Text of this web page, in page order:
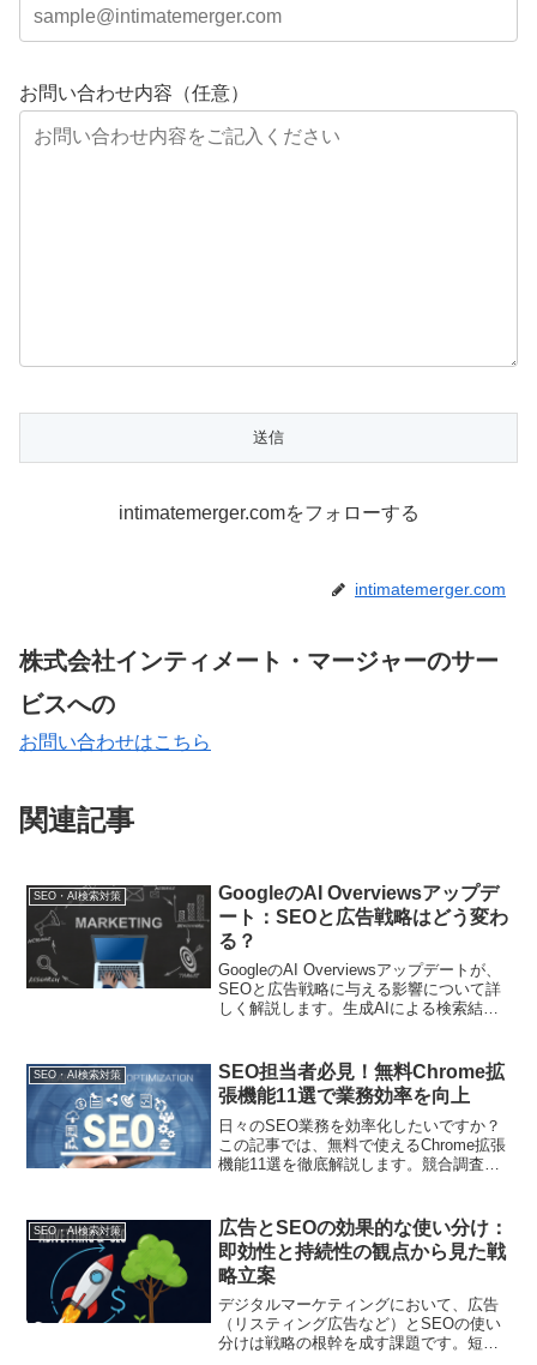
お問い合わせ内容（任意）
intimatemerger.comをフォローする
intimatemerger.com
株式会社インティメート・マージャーのサー
ビスへの
お問い合わせはこちら
関連記事
SEO・AI検索対策
GoogleのAI Overviewsアップデ
ート：SEOと広告戦略はどう変わ
る？
GoogleのAI Overviewsアップデートが、
SEOと広告戦略に与える影響について詳
しく解説します。生成AIによる検索結果
す。
SEO・AI検索対策
SEO担当者必見！無料Chrome拡
張機能11選で業務効率を向上
日々のSEO業務を効率化したいですか？
この記事では、無料で使えるChrome拡張
機能11選を徹底解説します。競合調査か
満載。時間を有効活用し、成果を最大化
するための必須アイテムを見つけましょ
う。
SEO・AI検索対策
広告とSEOの効果的な使い分け：
即効性と持続性の観点から見た戦
略立案
デジタルマーケティングにおいて、広告
（リスティング広告など）とSEOの使い
分けは戦略の根幹を成す課題です。短期